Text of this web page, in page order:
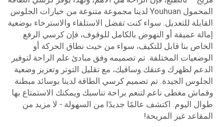
المحمول Youhuan لدينا مجموعة متنوعة من خيارات الجلوس
القابلة للتعديل. سواء كنت تفضل الاستلقاء والاسترخاء بوضعية
إمالة عميقة أو النهوض بالكامل للوقوف، فإن كرسي الرفع
الخاص بنا قابل للتكيف، سواء من حيث نطاق الحركة أو
الوضعيات المختلفة. تم تصميمه وفق مبادئ علم الراحة لتوفير
الدعم لظهرك وعنقك وساقيك، مع تقليل التوتر وتعزيز وضعية
الجلوس الجيدة. تم تصميم كرسي الطاقة لدينا بوسائد مبطنة
وقماش مغطى ناعم لتنعم براحة تناسبك ويمكنك الاستمتاع بها
طوال اليوم. اكتشف عالمًا جديدًا من السهولة - لا مزيد من
المقاعد غير المريحة!